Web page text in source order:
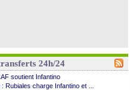
24h/24
soutient Infantino
: Rubiales charge Infantino et ...